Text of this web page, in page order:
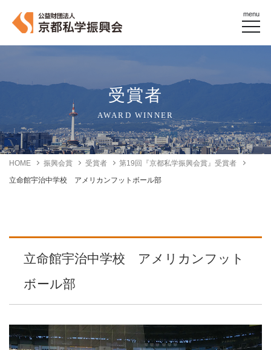
menu
受賞者
AWARD WINNER
HOME 振興会賞 受賞者
第19回『京都私学振興会賞』受賞者
立命館宇治中学校 アメリカンフットボール部
立命館宇治中学校 アメリカンフット
ボール部